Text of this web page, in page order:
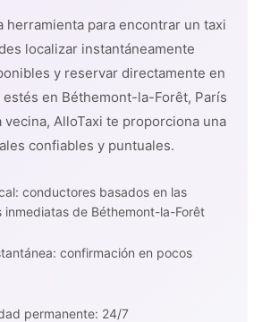
herramienta para encontrar un taxi
localizar instantáneamente
y reservar directamente en
estés en Béthemont-la-Forêt, París
vecina, AlloTaxi te proporciona una
confiables y puntuales.
conductores basados en las
inmediatas de Béthemont-la-Forêt
confirmación en pocos
permanente: 24/7